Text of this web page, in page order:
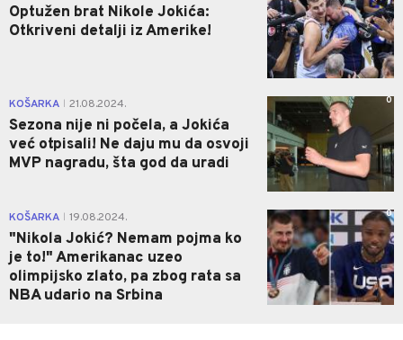
Optužen brat Nikole Jokića:
Otkriveni detalji iz Amerike!
KOŠARKA 21.08.2024.
Sezona nije ni počela, a Jokića
već otpisali! Ne daju mu da osvoji
MVP nagradu, šta god da uradi
0
KOŠARKA 19.08.2024.
"Nikola Jokić? Nemam pojma ko
je to!" Amerikanac uzeo
olimpijsko zlato, pa zbog rata sa
NBA udario na Srbina
0